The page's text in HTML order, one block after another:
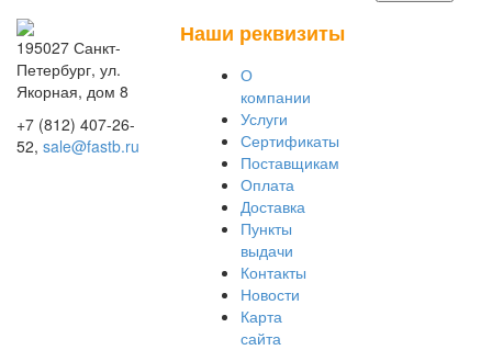
195027 Санкт-
Петербург, ул.
Якорная, дом 8
+7 (812) 407-26-
52, sale@fastb.ru
Наши реквизиты
О
компании
Услуги
Сертификаты
Поставщикам
Оплата
Доставка
Пункты
выдачи
Контакты
Новости
Карта
сайта